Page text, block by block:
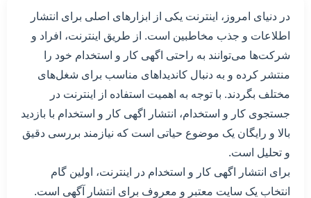
در دنیای امروز، اینترنت یکی از ابزارهای اصلی برای انتشار
اطلاعات و جذب مخاطبین است. از طریق اینترنت، افراد و
شرکت‌ها می‌توانند به راحتی اگهی کار و استخدام خود را
منتشر کرده و به دنبال کاندیداهای مناسب برای شغل‌های
مختلف بگردند. با توجه به اهمیت استفاده از اینترنت در
جستجوی کار و استخدام، انتشار اگهی کار و استخدام با بازدید
بالا و رایگان یک موضوع حیاتی است که نیازمند بررسی دقیق
و تحلیل است.
برای انتشار اگهی کار و استخدام در اینترنت، اولین گام
انتخاب یک سایت معتبر و معروف برای انتشار آگهی است.